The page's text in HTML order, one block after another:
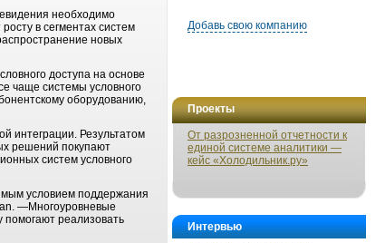
Добавь свою компанию
Проекты
От разрозненной отчетности к
единой системе аналитики —
кейс «Холодильник.ру»
Интервью
необходимо
в сегментах систем
новых
доступа на основе
чаще системы условного
оборудованию,
интеграции. Результатом
решений покупают
систем условного
условием поддержания
—Многоуровневые
помогают реализовать